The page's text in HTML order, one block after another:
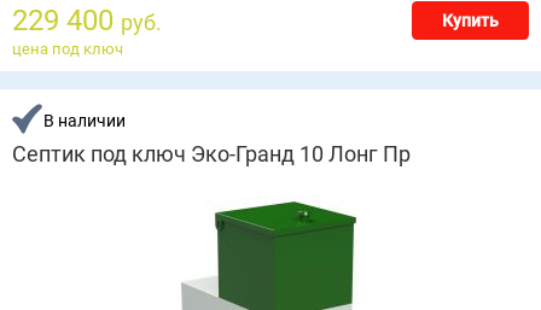
229 400 руб. Купить
цена под ключ
В наличии
Септик под ключ Эко-Гранд 10 Лонг Пр